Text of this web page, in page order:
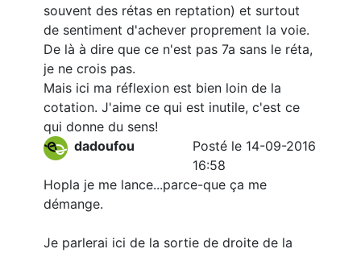
souvent des rétas en reptation) et surtout
de sentiment d'achever proprement la voie.
De là à dire que ce n'est pas 7a sans le réta,
je ne crois pas.
Mais ici ma réflexion est bien loin de la
cotation. J'aime ce qui est inutile, c'est ce
qui donne du sens!
dadoufou
Posté le 14-09-2016
16:58
Hopla je me lance...parce-que ça me
démange.
Je parlerai ici de la sortie de droite de la